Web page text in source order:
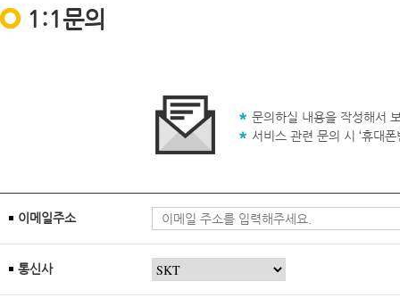
1:1문의
문의하실 내용을 작성해서
서비스 관련 문의 시 ‘휴대
이메일주소
통신사